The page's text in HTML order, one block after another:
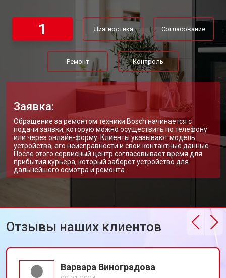
1 Диагностика Согласование
Ремонт Контроль
Заявка:
Обращение за ремонтом техники Bosch начинается с
подачи заявки, которую можно осуществить по телефону
или через онлайн-форму. Клиенты указывают модель
устройства, его неисправности и свои контактные данные.
После этого сервисный центр согласовывает время для
прибытия курьера, который заберет устройство для
дальнейшего осмотра и ремонта.
Отзывы наших клиентов
Варвара Виноградова